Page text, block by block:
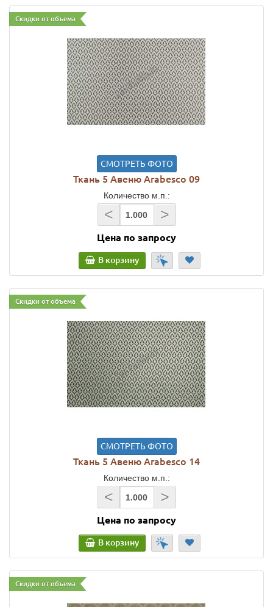
Скидки от объема
СМОТРЕТЬ ФОТО
Ткань 5 Авеню Arabesco 09
Количество м.п.:
< >
Цена по запросу
В корзину
Скидки от объема
СМОТРЕТЬ ФОТО
Ткань 5 Авеню Arabesco 14
Количество м.п.:
< >
Цена по запросу
В корзину
Скидки от объема